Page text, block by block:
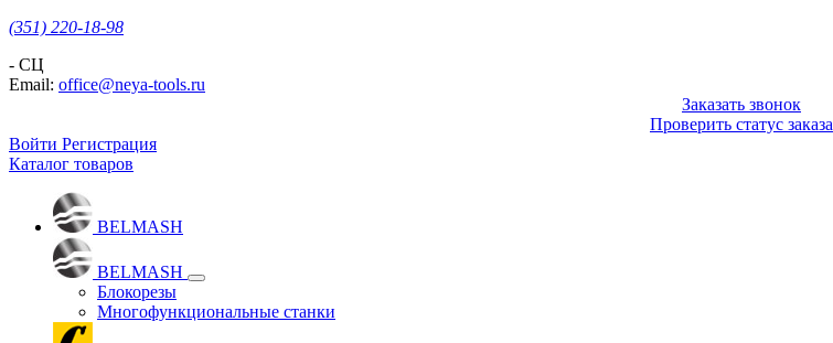
(351) 220-18-98
- СЦ
Email: office@neya-tools.ru
Заказать звонок
Проверить статус заказа
Войти Регистрация
Каталог товаров
BELMASH
BELMASH
Блокорезы
Многофункциональные станки